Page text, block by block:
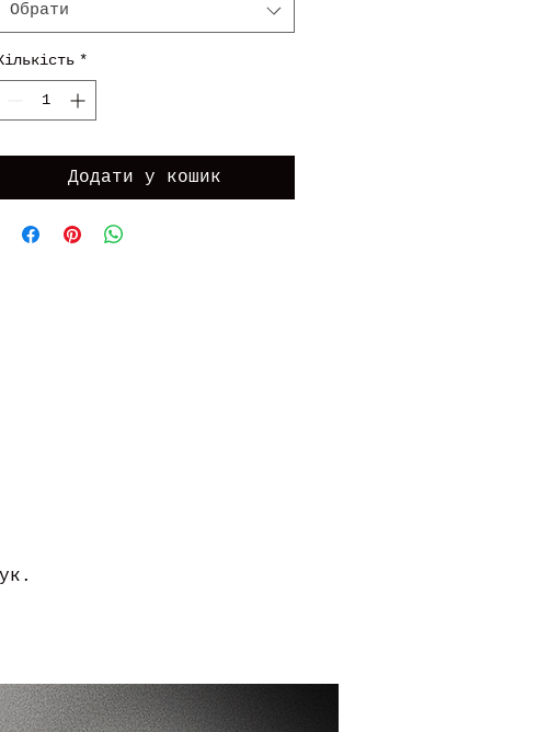
Обрати
*
Додати у кошик